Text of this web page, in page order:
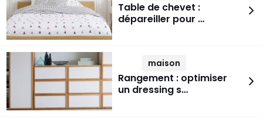
Table de chevet :
dépareiller pour …
maison
Rangement : optimiser
un dressing s…